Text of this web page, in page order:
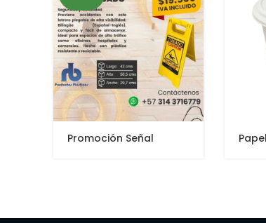
Promoción Señal